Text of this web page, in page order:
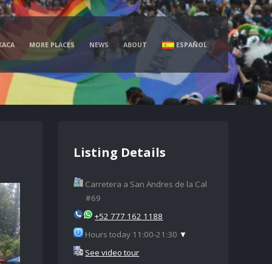
MORE PLACES NEWS ABOUT ESPAÑOL
Listing Details
Carretera a San Andres de la Cal
#69
+52 777 162 1188
Hours today 11:00-21:30 ▼
See video tour